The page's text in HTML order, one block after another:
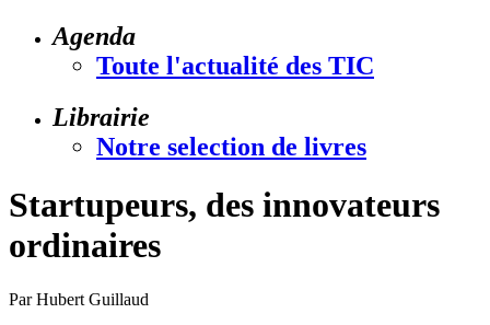
Agenda
Toute l'actualité des TIC
Librairie
Notre selection de livres
Startupeurs, des innovateurs
ordinaires
Par Hubert Guillaud